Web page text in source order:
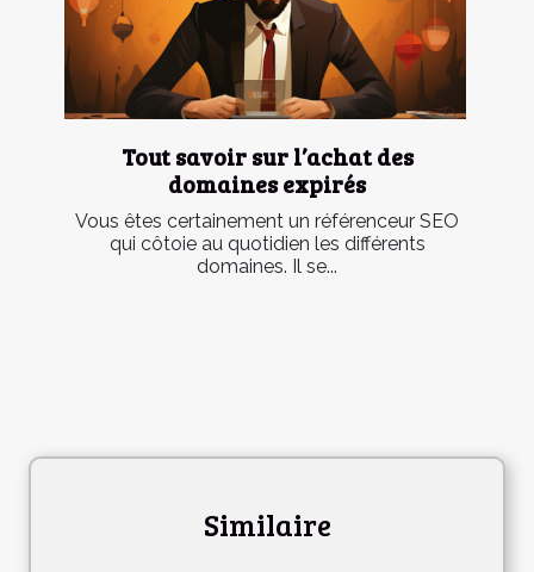
Tout savoir sur l’achat des
domaines expirés
Vous êtes certainement un référenceur SEO
qui côtoie au quotidien les différents
domaines. Il se...
Similaire